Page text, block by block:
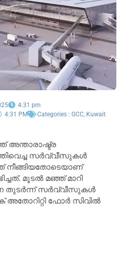
4:31 pm
4:31 PM Categories : GCC Kuwait
സർവ്വീസുകൾ
നീങ്ങിയതോടെയാണ്
മൂടൽ മഞ്ഞ് മാറി
തുടർന്ന് സർവ്വീസുകൾ
അതോറിറ്റി ഫോർ സിവിൽ